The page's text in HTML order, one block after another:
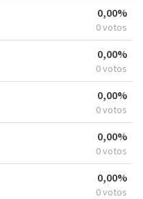
0,00%
0 votos
0,00%
0 votos
0,00%
0 votos
0,00%
0 votos
0,00%
0 votos